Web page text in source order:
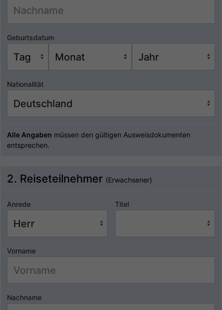
Geburtsdatum
Nationalität
Alle Angaben müssen den gültigen Ausweisdokumenten
entsprechen.
2. Reiseteilnehmer (Erwachsener)
Anrede Titel
Vorname
Nachname